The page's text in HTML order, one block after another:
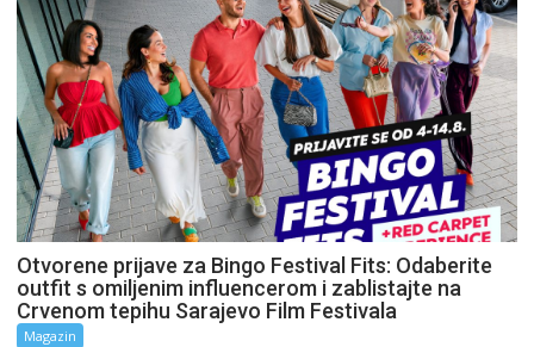
Otvorene prijave za Bingo Festival Fits: Odaberite
outfit s omiljenim influencerom i zablistajte na
Crvenom tepihu Sarajevo Film Festivala
Magazin